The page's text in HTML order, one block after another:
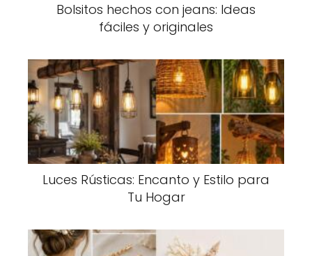
Bolsitos hechos con jeans: Ideas
fáciles y originales
Luces Rústicas: Encanto y Estilo para
Tu Hogar